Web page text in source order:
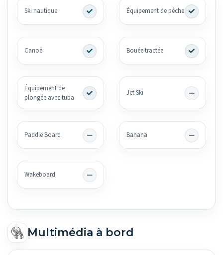
Ski nautique Équipement de pêche
Canoë Bouée tractée
Équipement de
plongée avec tuba
Jet Ski
Paddle Board Banana
Wakeboard
Multimédia à bord